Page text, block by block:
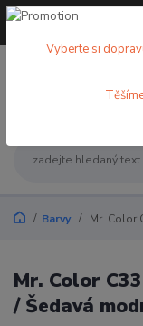
+420 773 998 582
Barvy Mr. Color
Mr. Color
/ Šedavá
Vyberte si